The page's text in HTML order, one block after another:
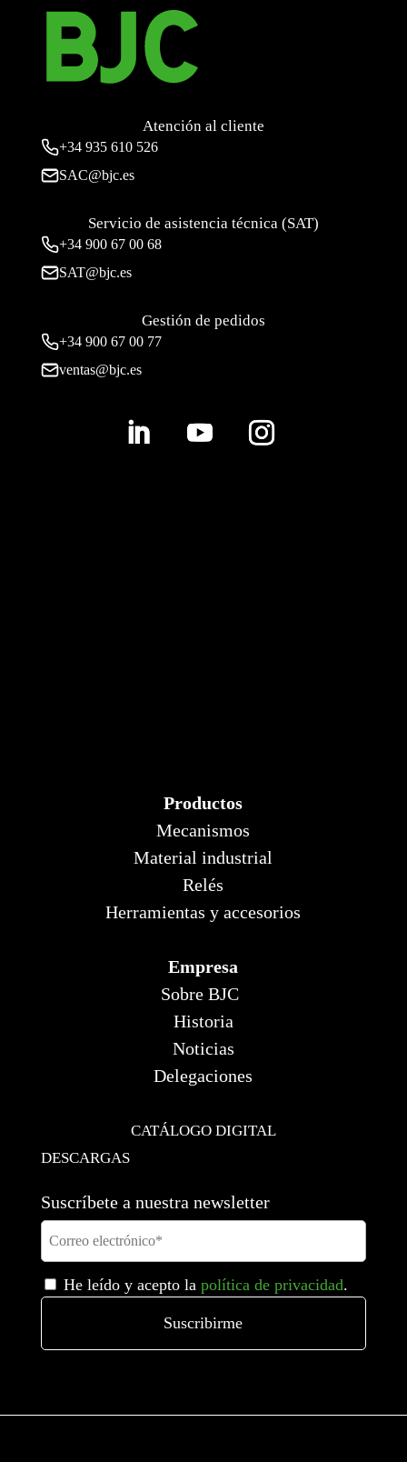
Atención al cliente
+34 935 610 526
SAC@bjc.es
Servicio de asistencia técnica (SAT)
+34 900 67 00 68
SAT@bjc.es
Gestión de pedidos
+34 900 67 00 77
ventas@bjc.es
Productos
Mecanismos
Material industrial
Relés
Herramientas y accesorios
Empresa
Sobre BJC
Historia
Noticias
Delegaciones
CATÁLOGO DIGITAL
DESCARGAS
Suscríbete a nuestra newsletter
He leído y acepto la política de privacidad.